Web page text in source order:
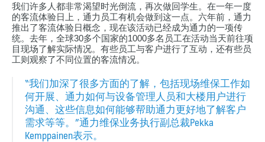
我们许多人都非常渴望时光倒流，再次做回学生。在一年一度
的客流体验日上，通力员工有机会做到这一点。六年前，通力
推出了客流体验日概念，现在该活动已经成为通力的一项传
统。去年，全球30多个国家的1000多名员工在活动当天前往项
目现场了解实际情况。有些员工与客户进行了互动，还有些员
工则观察了不同位置的客流情况。
“我们加深了很多方面的了解，包括现场维保工作如
何开展、通力如何与设备管理人员和大楼用户进行
沟通、这些信息如何能够帮助通力更好地了解客户
需求等等。”通力维保业务执行副总裁Pekka
Kemppainen表示。